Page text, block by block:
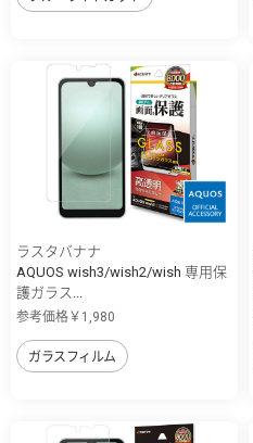
ラスタバナナ
AQUOS wish3/wish2/wish 専用保
護ガラス...
参考価格￥1,980
ガラスフィルム